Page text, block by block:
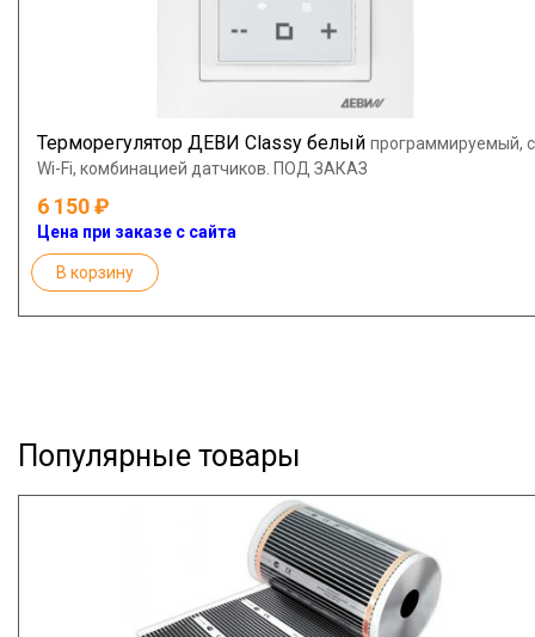
Терморегулятор ДЕВИ Classy белый программируемый, с
Wi-Fi, комбинацией датчиков. ПОД ЗАКАЗ
6 150
Цена при заказе с сайта
В корзину
Популярные товары